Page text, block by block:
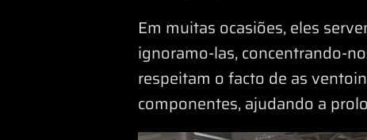
Em muitas ocasiões, eles
ignoramo-las, concentrando-
respeitam o facto de as
componentes, ajudando a